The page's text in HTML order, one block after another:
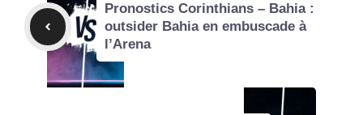
Pronostics Corinthians – Bahia :
outsider Bahia en embuscade à
l’Arena